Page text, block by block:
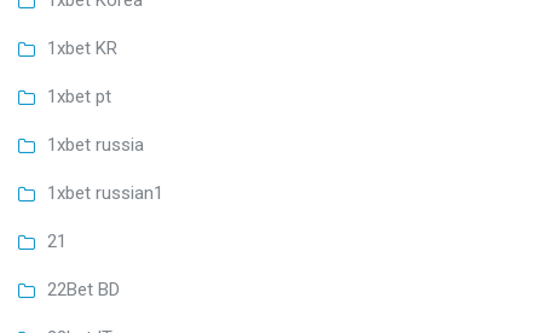
1xbet KR
1xbet pt
1xbet russia
1xbet russian1
21
22Bet BD